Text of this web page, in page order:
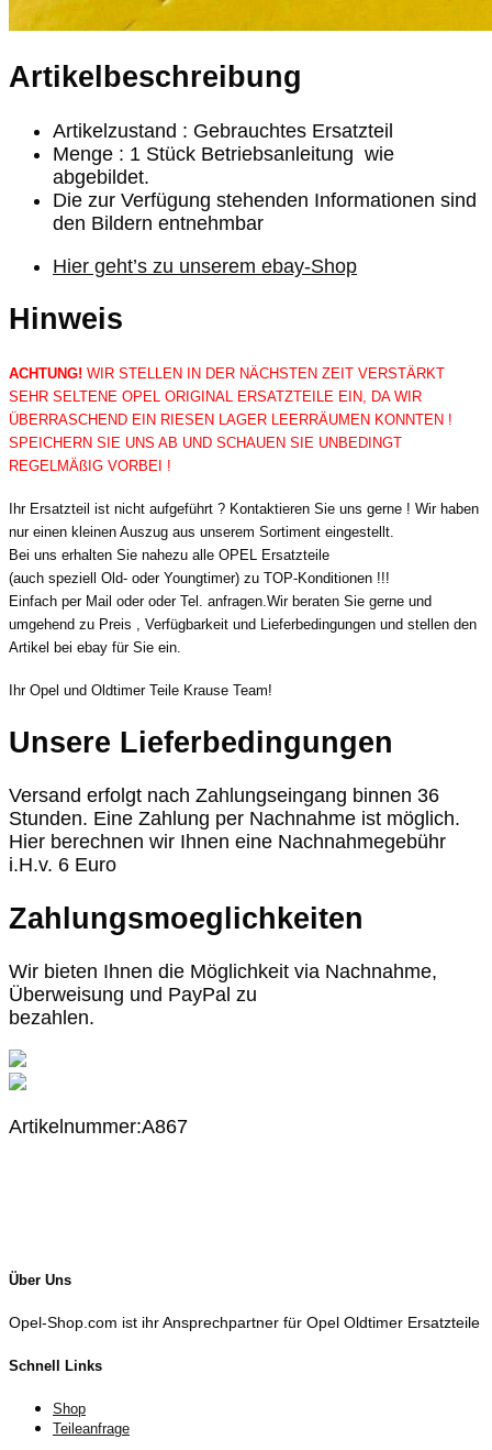
Artikelbeschreibung
Artikelzustand : Gebrauchtes Ersatzteil
Menge : 1 Stück Betriebsanleitung wie
abgebildet.
Die zur Verfügung stehenden Informationen sind
den Bildern entnehmbar
Hier geht’s zu unserem ebay-Shop
Hinweis
ACHTUNG! WIR STELLEN IN DER NÄCHSTEN ZEIT VERSTÄRKT
SEHR SELTENE OPEL ORIGINAL ERSATZTEILE EIN, DA WIR
ÜBERRASCHEND EIN RIESEN LAGER LEERRÄUMEN KONNTEN !
SPEICHERN SIE UNS AB UND SCHAUEN SIE UNBEDINGT
REGELMÄßIG VORBEI !
Ihr Ersatzteil ist nicht aufgeführt ? Kontaktieren Sie uns gerne ! Wir haben
nur einen kleinen Auszug aus unserem Sortiment eingestellt.
Bei uns erhalten Sie nahezu alle OPEL Ersatzteile
(auch speziell Old- oder Youngtimer) zu TOP-Konditionen !!!
Einfach per Mail oder oder Tel. anfragen.Wir beraten Sie gerne und
umgehend zu Preis , Verfügbarkeit und Lieferbedingungen und stellen den
Artikel bei ebay für Sie ein.
Ihr Opel und Oldtimer Teile Krause Team!
Unsere Lieferbedingungen
Versand erfolgt nach Zahlungseingang binnen 36
Stunden. Eine Zahlung per Nachnahme ist möglich.
Hier berechnen wir Ihnen eine Nachnahmegebühr
i.H.v. 6 Euro
Zahlungsmoeglichkeiten
Wir bieten Ihnen die Möglichkeit via Nachnahme,
Überweisung und PayPal zu
bezahlen.
Artikelnummer:A867
Über Uns
Opel-Shop.com ist ihr Ansprechpartner für Opel Oldtimer Ersatzteile
Schnell Links
Shop
Teileanfrage